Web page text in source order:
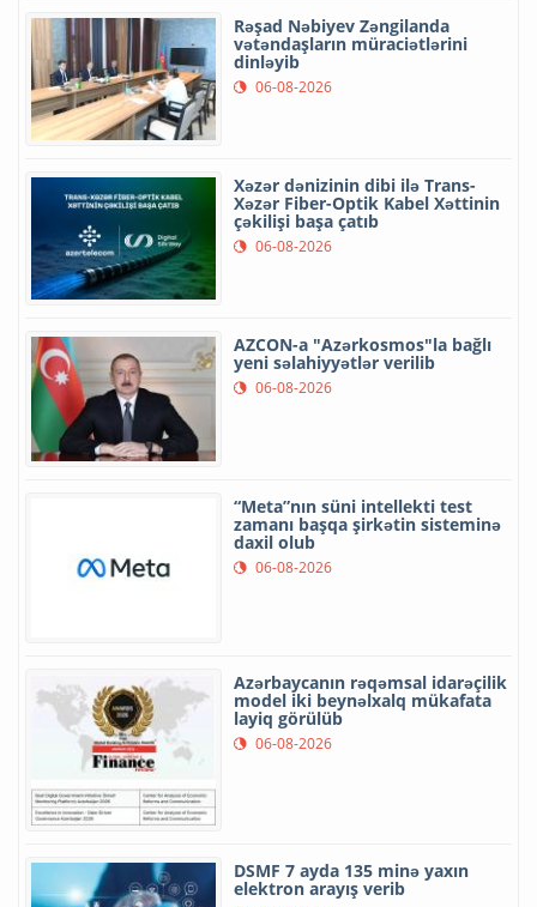
Rəşad Nəbiyev Zəngilanda
vətəndaşların müraciətlərini
dinləyib
06-08-2026
Xəzər dənizinin dibi ilə Trans-
Xəzər Fiber-Optik Kabel Xəttinin
çəkilişi başa çatıb
06-08-2026
AZCON-a "Azərkosmos"la bağlı
yeni səlahiyyətlər verilib
06-08-2026
“Meta”nın süni intellekti test
zamanı başqa şirkətin sisteminə
daxil olub
06-08-2026
Azərbaycanın rəqəmsal idarəçilik
model iki beynəlxalq mükafata
layiq görülüb
06-08-2026
DSMF 7 ayda 135 minə yaxın
elektron arayış verib